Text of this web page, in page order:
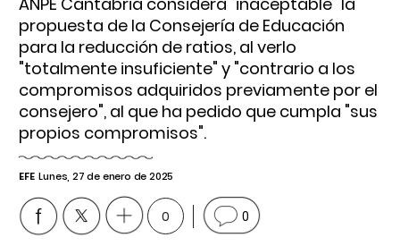
propuesta de la Consejería de Educación
para la reducción de ratios, al verlo
"totalmente insuficiente" y "contrario a los
compromisos adquiridos previamente por el
consejero", al que ha pedido que cumpla "sus
propios compromisos".
EFE Lunes, 27 de enero de 2025
0 0